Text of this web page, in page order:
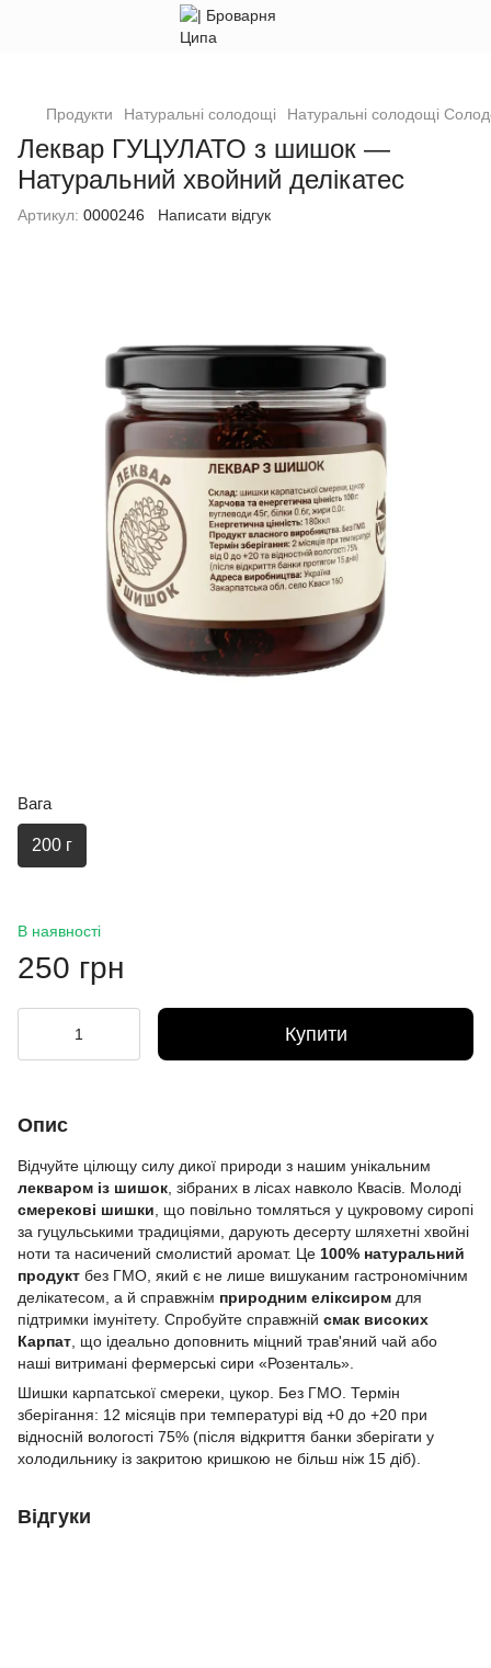
Продукти Натуральні солодощі Натуральні солодощі
Леквар ГУЦУЛАТО з шишок —
Натуральний хвойний делікатес
Артикул: 0000246 Написати відгук
Вага
200 г
В наявності
250 грн
Купити
Опис
Відчуйте цілющу силу дикої природи з нашим унікальним
лекваром із шишок , зібраних в лісах навколо Квасів. Молоді
смерекові шишки , що повільно томляться у цукровому сиропі
за гуцульськими традиціями, дарують десерту шляхетні хвойні
ноти та насичений смолистий аромат. Це 100% натуральний
продукт без ГМО, який є не лише вишуканим гастрономічним
делікатесом, а й справжнім природним еліксиром для
підтримки імунітету. Спробуйте справжній смак високих
Карпат , що ідеально доповнить міцний трав'яний чай або
наші витримані фермерські сири «Розенталь».
Шишки карпатської смереки, цукор. Без ГМО. Термін
зберігання: 12 місяців при температурі від +0 до +20 при
відносній вологості 75% (після відкриття банки зберігати у
холодильнику із закритою кришкою не більш ніж 15 діб).
Відгуки